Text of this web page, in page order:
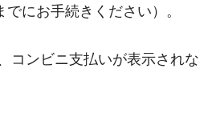
にお手続きください）。
コンビニ支払いが表示されな